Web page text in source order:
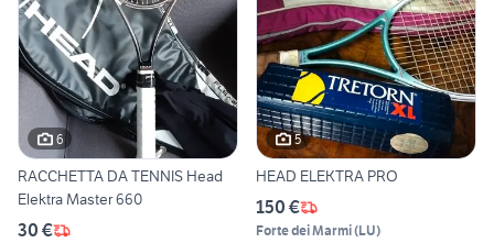
6
RACCHETTA DA TENNIS Head
Elektra Master 660
30 €
5
HEAD ELEKTRA PRO
150 €
Forte dei Marmi(LU)